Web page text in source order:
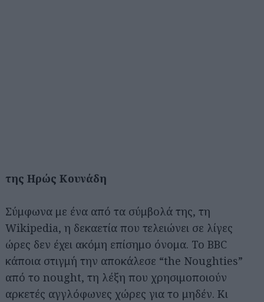
της Ηρώς Κουνάδη
Σύμφωνα με ένα από τα σύμβολά της, τη
Wikipedia, η δεκαετία που τελειώνει σε λίγες
ώρες δεν έχει ακόμη επίσημο όνομα. Το BBC
κάποια στιγμή την αποκάλεσε “the Noughties”
από το nought, τη λέξη που χρησιμοποιούν
αρκετές αγγλόφωνες χώρες για το μηδέν. Κι